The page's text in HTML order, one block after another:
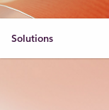
Solutions